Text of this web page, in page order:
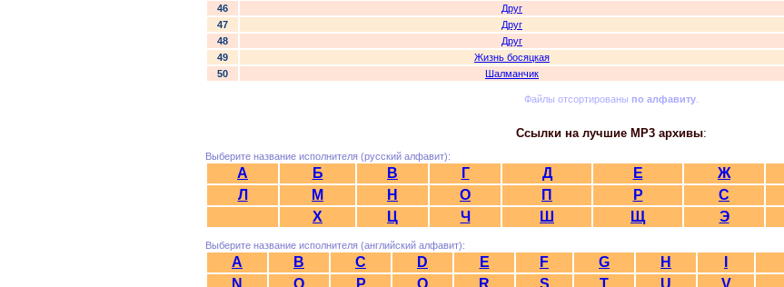
46
Друг
47
Друг
48
Друг
49
Жизнь босяцкая
50
Шалманчик
Файлы отсортированы по алфавиту
Ссылки на лучшие MP3 архивы:
Выберите название исполнителя (русский алфавит):
А Б В Г Д Е Ж
Л
М Н О П Р С
Х
Ц Ч Ш Щ Э
Выберите название исполнителя (английский алфавит):
A B C D E F G H
N
O P Q R S T U V